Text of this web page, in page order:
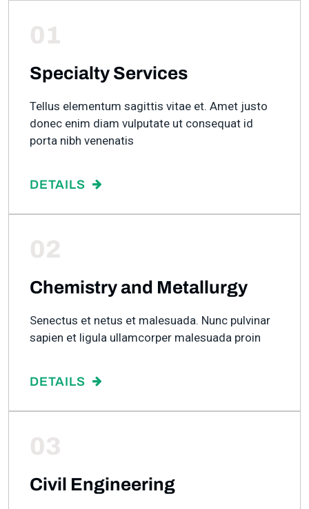
01
Specialty Services
Tellus elementum sagittis vitae et. Amet justo
donec enim diam vulputate ut consequat id
porta nibh venenatis
DETAILS
02
Chemistry and Metallurgy
Senectus et netus et malesuada. Nunc pulvinar
sapien et ligula ullamcorper malesuada proin
DETAILS
03
Civil Engineering